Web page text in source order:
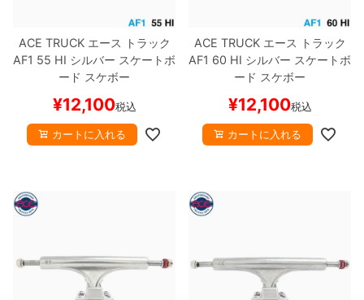
ACE TRUCKエース トラック
AF1 55 HI シルバー スケートボ
ード スケボー
¥12,100税込
カートに入れる
ACE TRUCKエース トラック
AF1 60 HI シルバー スケートボ
ード スケボー
¥12,100税込
カートに入れる